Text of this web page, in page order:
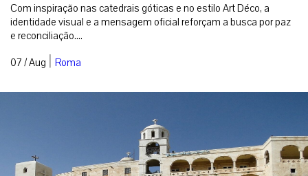
Com inspiração nas catedrais góticas e no estilo Art Déco, a
identidade visual e a mensagem oficial reforçam a busca por paz
e reconciliação....
07 / Aug | Roma